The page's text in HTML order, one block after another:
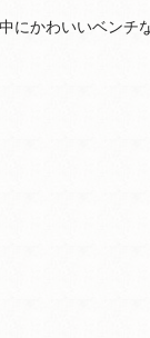
にかわいいベンチ